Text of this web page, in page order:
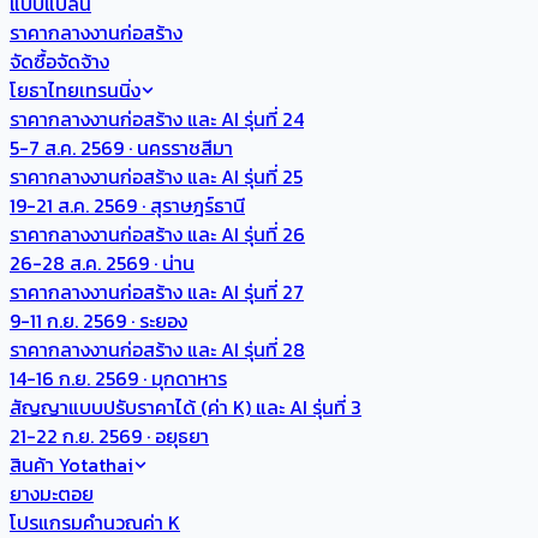
ราคากลางงานก่อสร้าง
จัดซื้อจัดจ้าง
โยธาไทยเทรนนิ่ง
ราคากลางงานก่อสร้าง และ AI รุ่นที่ 24
5-7 ส.ค. 2569 · นครราชสีมา
ราคากลางงานก่อสร้าง และ AI รุ่นที่ 25
19-21 ส.ค. 2569 · สุราษฎร์ธานี
ราคากลางงานก่อสร้าง และ AI รุ่นที่ 26
26-28 ส.ค. 2569 · น่าน
ราคากลางงานก่อสร้าง และ AI รุ่นที่ 27
9-11 ก.ย. 2569 · ระยอง
ราคากลางงานก่อสร้าง และ AI รุ่นที่ 28
14-16 ก.ย. 2569 · มุกดาหาร
สัญญาแบบปรับราคาได้ (ค่า K) และ AI รุ่นที่ 3
21-22 ก.ย. 2569 · อยุธยา
สินค้า Yotathai
ยางมะตอย
โปรแกรมคำนวณค่า K